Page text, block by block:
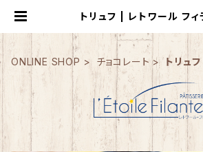
トリュフ | レトワール フィ
ONLINE SHOP チョコレート トリュフ